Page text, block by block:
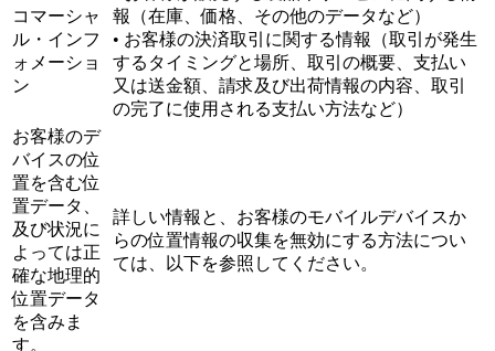
コマーシャ
ル・インフ
ォメーショ
ン
報（在庫、価格、その他のデータなど）
• お客様の決済取引に関する情報（取引が発生
するタイミングと場所、取引の概要、支払い
又は送金額、請求及び出荷情報の内容、取引
の完了に使用される支払い方法など）
お客様のデ
バイスの位
置を含む位
置データ、
及び状況に
よっては正
確な地理的
位置データ
を含みま
す。
詳しい情報と、お客様のモバイルデバイスか
らの位置情報の収集を無効にする方法につい
ては、以下を参照してください。